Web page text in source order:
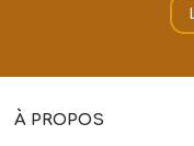
À PROPOS